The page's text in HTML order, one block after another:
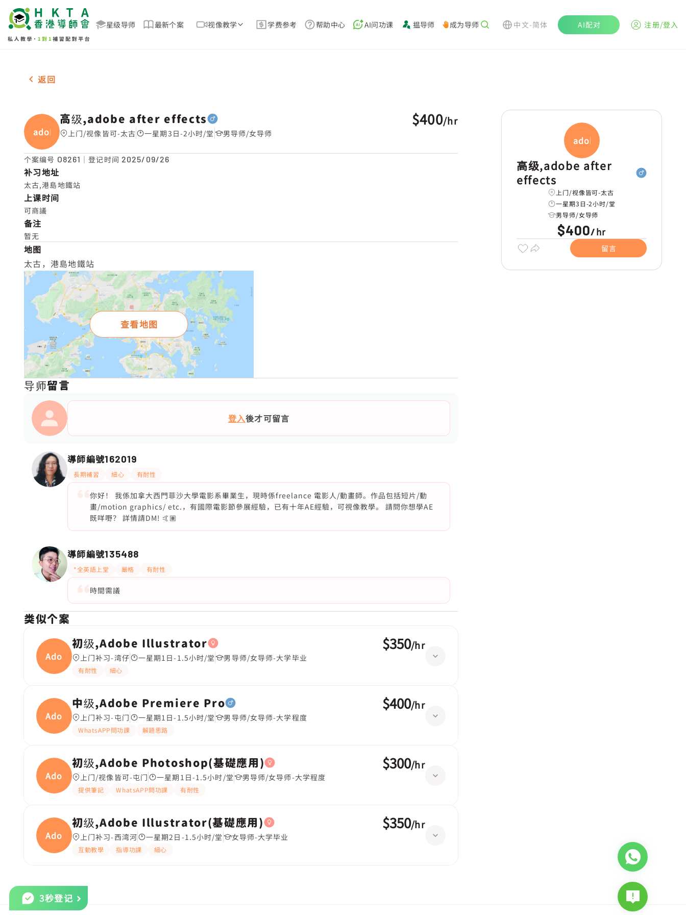
星级导师 最新个案 视像教学 学费参考 帮助中心 AI问功课 揾导师 成为导师 中文-简体 AI配对 注册/登入
男-1名 高级,adobe after effects，太古 补习推介
返回
adobe
高级,adobe after effects
上门/视像皆可-太古 一星期3日-2小时/堂 男导师/女导师
$400/hr
个案编号 O8261 ｜登记时间 2025/09/26
补习地址
太古,港島地鐵站
上课时间
可商議
备注
暂无
地图
太古，港島地鐵站
查看地图
导师留言
登入後才可留言
導師編號162019
長期補習 細心 有耐性
你好！ 我係加拿大西門菲沙大學電影系畢業生，現時係freelance 電影人/動畫師。作品包括短片/動
畫/motion graphics/ etc.，有國際電影節參展經驗，已有十年AE經驗，可視像教學。 請問你想學AE
既咩嘢？ 詳情請DM! 🤙🏽
導師編號135488
*全英語上堂 嚴格 有耐性
時間需議
类似个案
Adobe
初级,Adobe Illustrator
上门补习-湾仔 一星期1日-1.5小时/堂 男导师/女导师-大学毕业
有耐性 細心
$350/hr
Adobe
中级,Adobe Premiere Pro
上门补习-屯门 一星期1日-1.5小时/堂 男导师/女导师-大学程度
WhatsAPP問功課 解題思路
$400/hr
Adobe
初级,Adobe Photoshop(基礎應用)
上门/视像皆可-屯门 一星期1日-1.5小时/堂 男导师/女导师-大学程度
提供筆記 WhatsAPP問功課 有耐性
$300/hr
Adobe
初级,Adobe Illustrator(基礎應用)
上门补习-西湾河 一星期2日-1.5小时/堂 女导师-大学毕业
互動教學 指導功課 細心
$350/hr
adobe
高级,adobe after
effects
上门/视像皆可-太古
一星期3日-2小时/堂
男导师/女导师
$400/hr
留言
3秒登记